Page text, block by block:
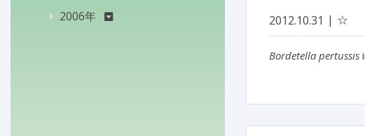
2012.10.31 ☆
Bordetella pertussis
2006年